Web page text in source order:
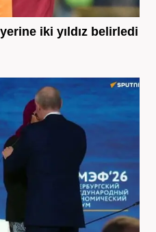
iki yıldız belirledi